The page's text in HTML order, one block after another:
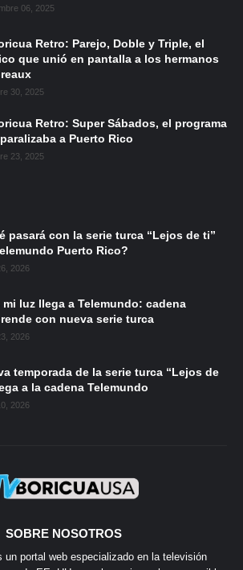
06, 2025
Retro: Parejo, Doble y Triple, el
que unió en pantalla a los hermanos
30, 2025
Retro: Super Sábados, el programa
a Puerto Rico
23, 2025
pasará con la serie turca “Lejos de ti”
Puerto Rico?
2026
mi luz llega a Telemundo: cadena
con nueva serie turca
2026
temporada de la serie turca “Lejos de
a la cadena Telemundo
2026
SOBRE NOSOTROS
un portal web especializado en la televisión